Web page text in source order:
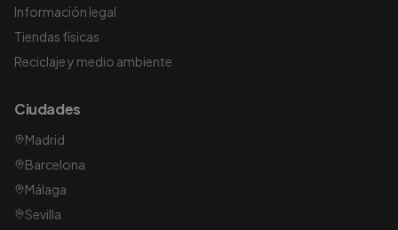
Información legal
Tiendas físicas
Reciclaje y medio ambiente
Ciudades
Madrid
Barcelona
Málaga
Sevilla